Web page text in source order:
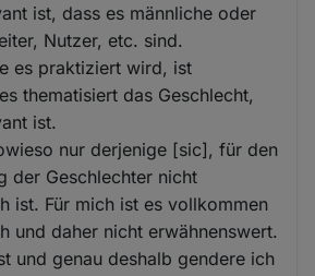
ist, dass es männliche oder
Nutzer, etc. sind.
es praktiziert wird, ist
thematisiert das Geschlecht,
ist.
nur derjenige [sic], für den
der Geschlechter nicht
ist. Für mich ist es vollkommen
und daher nicht erwähnenswert.
und genau deshalb gendere ich